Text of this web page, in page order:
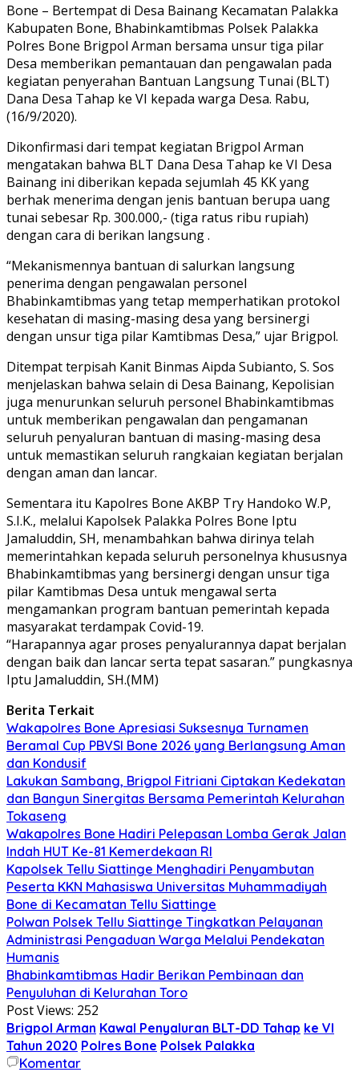
Bone – Bertempat di Desa Bainang Kecamatan Palakka
Kabupaten Bone, Bhabinkamtibmas Polsek Palakka
Polres Bone Brigpol Arman bersama unsur tiga pilar
Desa memberikan pemantauan dan pengawalan pada
kegiatan penyerahan Bantuan Langsung Tunai (BLT)
Dana Desa Tahap ke VI kepada warga Desa. Rabu,
(16/9/2020).
Dikonfirmasi dari tempat kegiatan Brigpol Arman
mengatakan bahwa BLT Dana Desa Tahap ke VI Desa
Bainang ini diberikan kepada sejumlah 45 KK yang
berhak menerima dengan jenis bantuan berupa uang
tunai sebesar Rp. 300.000,- (tiga ratus ribu rupiah)
dengan cara di berikan langsung .
“Mekanismennya bantuan di salurkan langsung
penerima dengan pengawalan personel
Bhabinkamtibmas yang tetap memperhatikan protokol
kesehatan di masing-masing desa yang bersinergi
dengan unsur tiga pilar Kamtibmas Desa,” ujar Brigpol.
Ditempat terpisah Kanit Binmas Aipda Subianto, S. Sos
menjelaskan bahwa selain di Desa Bainang, Kepolisian
juga menurunkan seluruh personel Bhabinkamtibmas
untuk memberikan pengawalan dan pengamanan
seluruh penyaluran bantuan di masing-masing desa
untuk memastikan seluruh rangkaian kegiatan berjalan
dengan aman dan lancar.
Sementara itu Kapolres Bone AKBP Try Handoko W.P,
S.I.K., melalui Kapolsek Palakka Polres Bone Iptu
Jamaluddin, SH, menambahkan bahwa dirinya telah
memerintahkan kepada seluruh personelnya khususnya
Bhabinkamtibmas yang bersinergi dengan unsur tiga
pilar Kamtibmas Desa untuk mengawal serta
mengamankan program bantuan pemerintah kepada
masyarakat terdampak Covid-19.
“Harapannya agar proses penyalurannya dapat berjalan
dengan baik dan lancar serta tepat sasaran.” pungkasnya
Iptu Jamaluddin, SH.(MM)
Berita Terkait
Wakapolres Bone Apresiasi Suksesnya Turnamen
Beramal Cup PBVSI Bone 2026 yang Berlangsung Aman
dan Kondusif
Lakukan Sambang, Brigpol Fitriani Ciptakan Kedekatan
dan Bangun Sinergitas Bersama Pemerintah Kelurahan
Tokaseng
Wakapolres Bone Hadiri Pelepasan Lomba Gerak Jalan
Indah HUT Ke-81 Kemerdekaan RI
Kapolsek Tellu Siattinge Menghadiri Penyambutan
Peserta KKN Mahasiswa Universitas Muhammadiyah
Bone di Kecamatan Tellu Siattinge
Polwan Polsek Tellu Siattinge Tingkatkan Pelayanan
Administrasi Pengaduan Warga Melalui Pendekatan
Humanis
Bhabinkamtibmas Hadir Berikan Pembinaan dan
Penyuluhan di Kelurahan Toro
Post Views: 252
Brigpol Arman Kawal Penyaluran BLT-DD Tahap ke VI
Tahun 2020 Polres Bone Polsek Palakka
Komentar